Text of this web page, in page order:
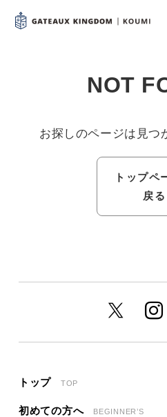
NOT
お探しのページは見つ
トップペ
戻る
トップ TOP
初めての方へ BEGINNER’S